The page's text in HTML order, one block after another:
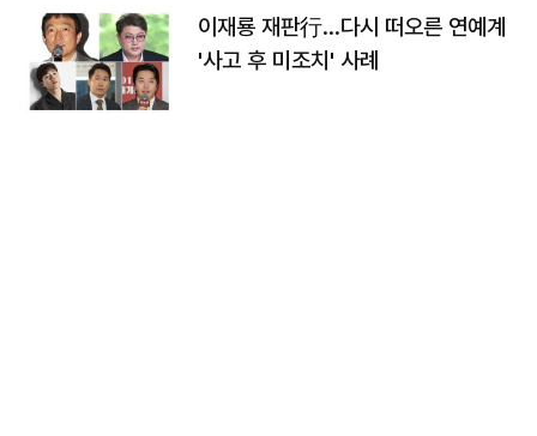
이재룡 재판行…다시 떠오른 연예계
'사고 후 미조치' 사례